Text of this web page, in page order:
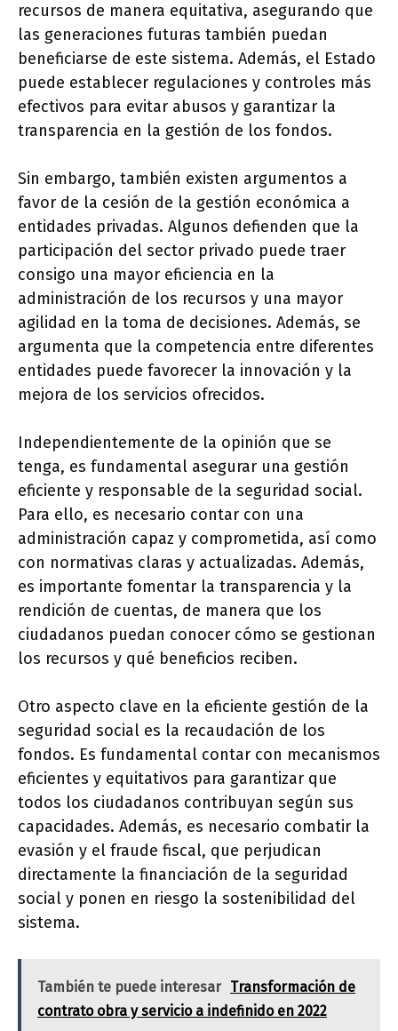
recursos de manera equitativa, asegurando que
las generaciones futuras también puedan
beneficiarse de este sistema. Además, el Estado
puede establecer regulaciones y controles más
efectivos para evitar abusos y garantizar la
transparencia en la gestión de los fondos.
Sin embargo, también existen argumentos a
favor de la cesión de la gestión económica a
entidades privadas. Algunos defienden que la
participación del sector privado puede traer
consigo una mayor eficiencia en la
administración de los recursos y una mayor
agilidad en la toma de decisiones. Además, se
argumenta que la competencia entre diferentes
entidades puede favorecer la innovación y la
mejora de los servicios ofrecidos.
Independientemente de la opinión que se
tenga, es fundamental asegurar una gestión
eficiente y responsable de la seguridad social.
Para ello, es necesario contar con una
administración capaz y comprometida, así como
con normativas claras y actualizadas. Además,
es importante fomentar la transparencia y la
rendición de cuentas, de manera que los
ciudadanos puedan conocer cómo se gestionan
los recursos y qué beneficios reciben.
Otro aspecto clave en la eficiente gestión de la
seguridad social es la recaudación de los
fondos. Es fundamental contar con mecanismos
eficientes y equitativos para garantizar que
todos los ciudadanos contribuyan según sus
capacidades. Además, es necesario combatir la
evasión y el fraude fiscal, que perjudican
directamente la financiación de la seguridad
social y ponen en riesgo la sostenibilidad del
sistema.
También te puede interesar Transformación de
contrato obra y servicio a indefinido en 2022